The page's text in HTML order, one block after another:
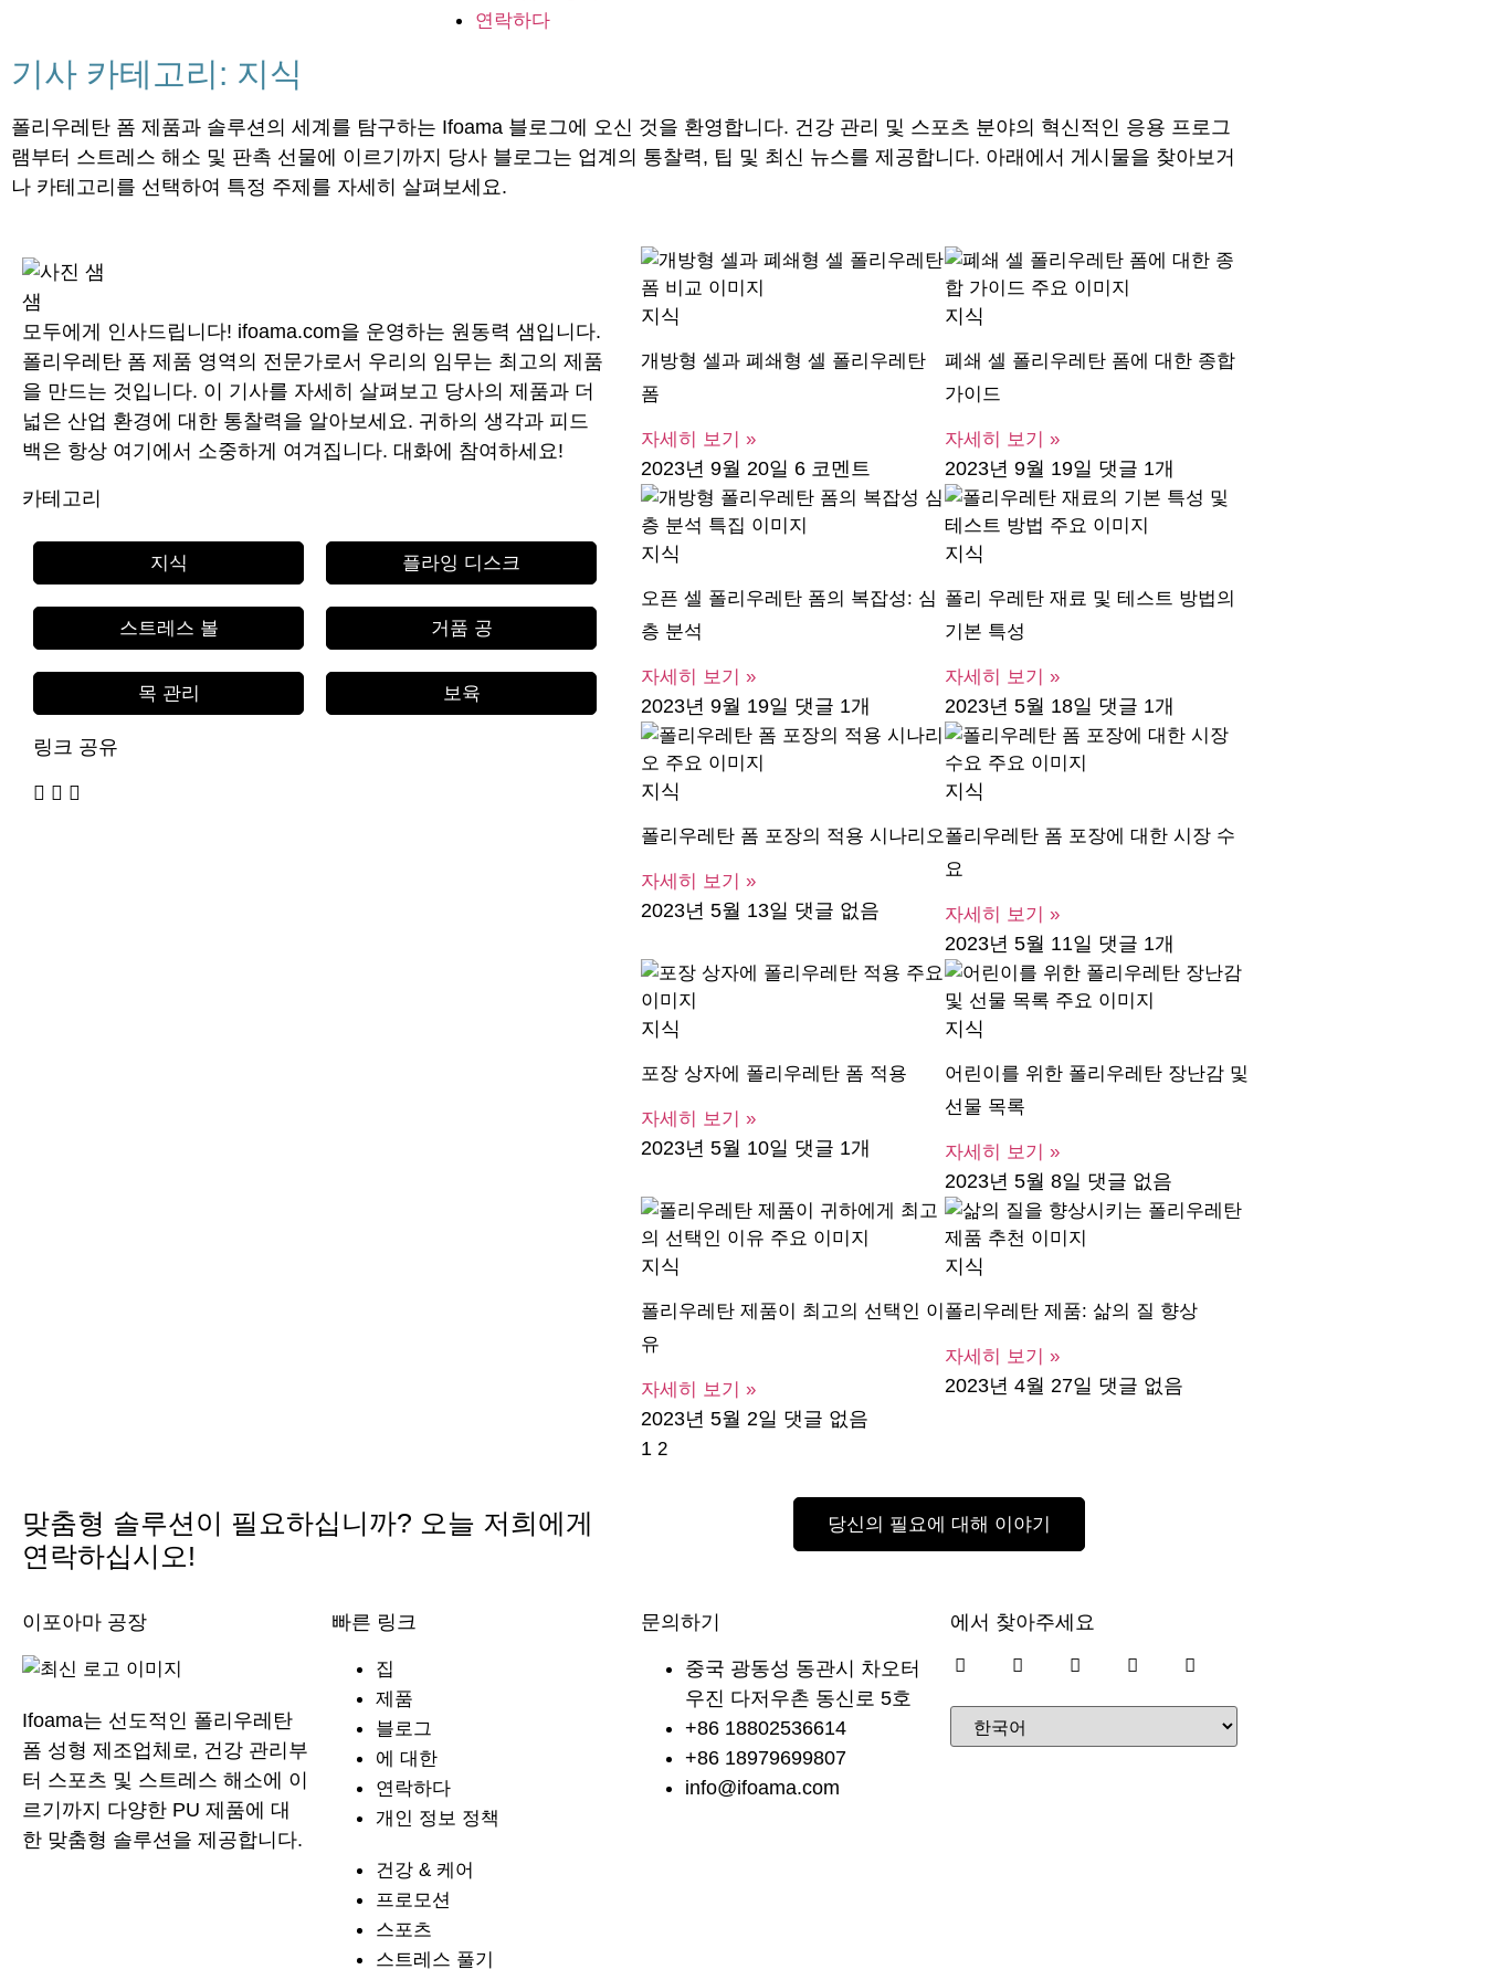
연락하다
기사 카테고리: 지식
폴리우레탄 폼 제품과 솔루션의 세계를 탐구하는 Ifoama 블로그에 오신 것을 환영합니다. 건강 관리 및 스포츠 분야의 혁신적인 응용 프로그
램부터 스트레스 해소 및 판촉 선물에 이르기까지 당사 블로그는 업계의 통찰력, 팁 및 최신 뉴스를 제공합니다. 아래에서 게시물을 찾아보거
나 카테고리를 선택하여 특정 주제를 자세히 살펴보세요.
샘
모두에게 인사드립니다! ifoama.com을 운영하는 원동력 샘입니다.
폴리우레탄 폼 제품 영역의 전문가로서 우리의 임무는 최고의 제품
을 만드는 것입니다. 이 기사를 자세히 살펴보고 당사의 제품과 더
넓은 산업 환경에 대한 통찰력을 알아보세요. 귀하의 생각과 피드
백은 항상 여기에서 소중하게 여겨집니다. 대화에 참여하세요!
카테고리
지식 플라잉 디스크
스트레스 볼 거품 공
목 관리 보육
링크 공유
지식
개방형 셀과 폐쇄형 셀 폴리우레탄
폼
자세히 보기 »
2023년 9월 20일 6 코멘트
지식
폐쇄 셀 폴리우레탄 폼에 대한 종합
가이드
자세히 보기 »
2023년 9월 19일 댓글 1개
지식
오픈 셀 폴리우레탄 폼의 복잡성: 심
층 분석
자세히 보기 »
2023년 9월 19일 댓글 1개
지식
폴리 우레탄 재료 및 테스트 방법의
기본 특성
자세히 보기 »
2023년 5월 18일 댓글 1개
지식
폴리우레탄 폼 포장의 적용 시나리오
자세히 보기 »
2023년 5월 13일 댓글 없음
지식
폴리우레탄 폼 포장에 대한 시장 수
요
자세히 보기 »
2023년 5월 11일 댓글 1개
지식
포장 상자에 폴리우레탄 폼 적용
자세히 보기 »
2023년 5월 10일 댓글 1개
지식
어린이를 위한 폴리우레탄 장난감 및
선물 목록
자세히 보기 »
2023년 5월 8일 댓글 없음
지식
폴리우레탄 제품이 최고의 선택인 이
유
자세히 보기 »
2023년 5월 2일 댓글 없음
지식
폴리우레탄 제품: 삶의 질 향상
자세히 보기 »
2023년 4월 27일 댓글 없음
1 2
맞춤형 솔루션이 필요하십니까? 오늘 저희에게
연락하십시오!
당신의 필요에 대해 이야기
이포아마 공장
Ifoama는 선도적인 폴리우레탄
폼 성형 제조업체로, 건강 관리부
터 스포츠 및 스트레스 해소에 이
르기까지 다양한 PU 제품에 대
한 맞춤형 솔루션을 제공합니다.
빠른 링크
집
제품
블로그
에 대한
연락하다
개인 정보 정책
건강 & 케어
프로모션
스포츠
스트레스 풀기
문의하기
중국 광동성 동관시 차오터
우진 다저우촌 동신로 5호
+86 18802536614
+86 18979699807
info@ifoama.com
에서 찾아주세요